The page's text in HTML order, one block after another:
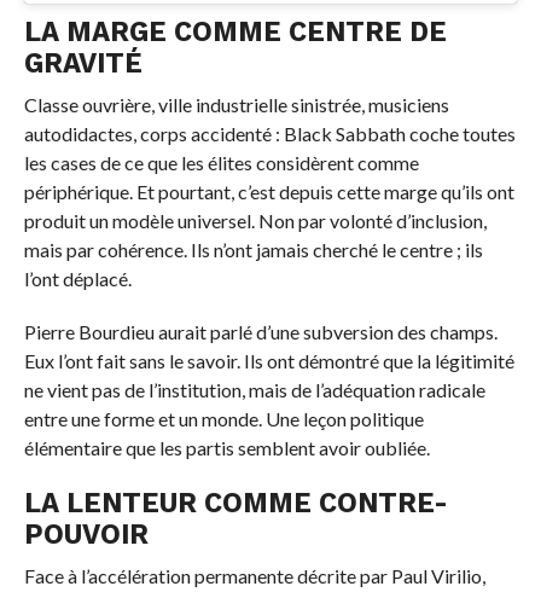
LA MARGE COMME CENTRE DE
GRAVITÉ
Classe ouvrière, ville industrielle sinistrée, musiciens
autodidactes, corps accidenté : Black Sabbath coche toutes
les cases de ce que les élites considèrent comme
périphérique. Et pourtant, c’est depuis cette marge qu’ils ont
produit un modèle universel. Non par volonté d’inclusion,
mais par cohérence. Ils n’ont jamais cherché le centre ; ils
l’ont déplacé.
Pierre Bourdieu aurait parlé d’une subversion des champs.
Eux l’ont fait sans le savoir. Ils ont démontré que la légitimité
ne vient pas de l’institution, mais de l’adéquation radicale
entre une forme et un monde. Une leçon politique
élémentaire que les partis semblent avoir oubliée.
LA LENTEUR COMME CONTRE-
POUVOIR
Face à l’accélération permanente décrite par Paul Virilio,